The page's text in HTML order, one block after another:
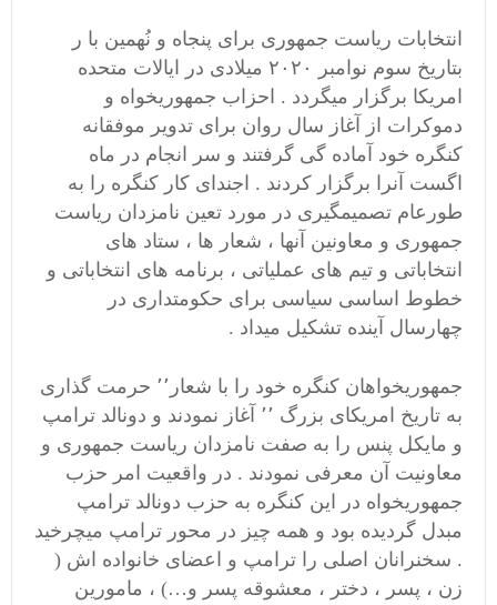
انتخابات ریاست جمهوری برای پنجاه و نُهمین با ر
بتاریخ سوم نوامبر ۲۰۲۰ میلادی در ایالات متحده
امریکا برگزار میگردد . احزاب جمهوریخواه و
دموکرات از آغاز سال روان برای تدویر موفقانه
کنگره خود آماده گی گرفتند و سر انجام در ماه
اگست آنرا برگزار کردند . اجندای کار کنگره را به
طورعام تصمیمگیری در مورد تعین نامزدان ریاست
جمهوری و معاونین آنها ، شعار ها ، ستاد های
انتخاباتی و تیم های عملیاتی ، برنامه های انتخاباتی و
خطوط اساسی سیاسی برای حکومتداری در
چهارسال آینده تشکیل میداد .
جمهوریخواهان کنگره خود را با شعار٬٬ حرمت گذاری
به تاریخ امریکای بزرگ ٬٬ آغاز نمودند و دونالد ترامپ
و مایکل پنس را به صفت نامزدان ریاست جمهوری و
معاونیت آن معرفی نمودند . در واقعیت امر حزب
جمهوریخواه در این کنگره به حزب دونالد ترامپ
مبدل گردیده بود و همه چیز در محور ترامپ میچرخید
. سخنرانان اصلی را ترامپ و اعضای خانواده اش (
زن ، پسر ، دختر ، معشوقه پسر و…) ، مامورین